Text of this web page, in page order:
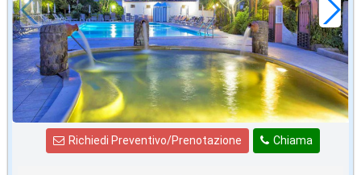
a notte
Chiama
Richiedi Preventivo/Prenotazione